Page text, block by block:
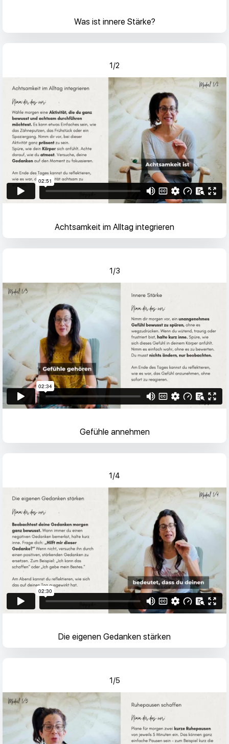
Was ist innere Stärke?
1/2
Achtsamkeit im Alltag integrieren
1/3
Gefühle annehmen
1/4
Die eigenen Gedanken stärken
1/5